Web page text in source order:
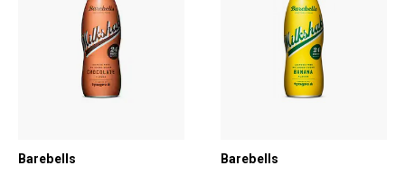
Barebells
Barebells